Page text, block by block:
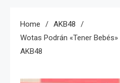
Home
AKB48
Wotas Podrán «tener
AKB48